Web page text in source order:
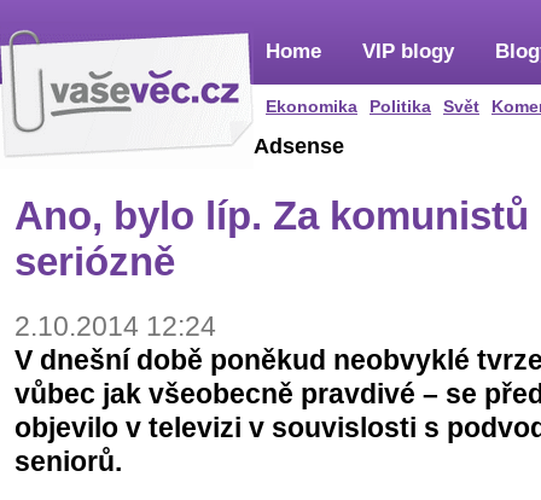
Home
Ekonomika Politika Svět
VIP blogy
Adsense
Ano, bylo líp. Za komunistů
seriózně
2.10.2014 12:24
V dnešní době poněkud neobvyklé
vůbec jak všeobecně pravdivé – se
objevilo v televizi v souvislosti s
seniorů.